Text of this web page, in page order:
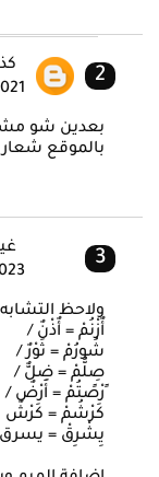
6/23/
بعدين شو
بالموقع شعار
9/11/
ولاحظ التشابه
أٌزْنُمْ = أٌذْنٌ /
شُورُمْ = ثَوْرٌ /
صِلُّمْ = ضِلٌّ /
ًرْصًتُمْ = أَرْضٌ /
كَرْشُمْ = كَرْشٌ
يِشْرِقْ = يسرق